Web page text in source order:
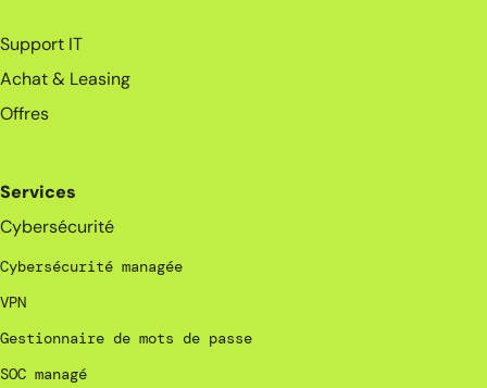
Support IT
Achat & Leasing
Offres
Services
Cybersécurité
Cybersécurité managée
VPN
Gestionnaire de mots de passe
SOC managé